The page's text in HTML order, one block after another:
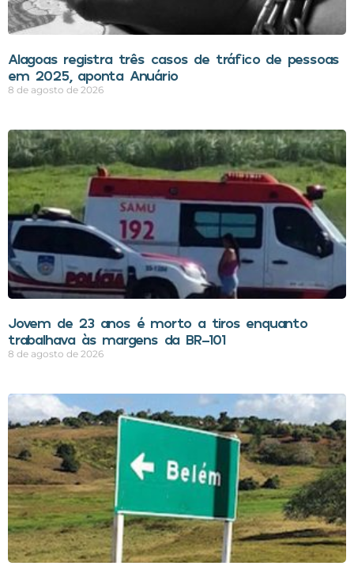
Alagoas registra três casos de tráfico de pessoas
em 2025, aponta Anuário
8 de agosto de 2026
Jovem de 23 anos é morto a tiros enquanto
trabalhava às margens da BR-101
8 de agosto de 2026